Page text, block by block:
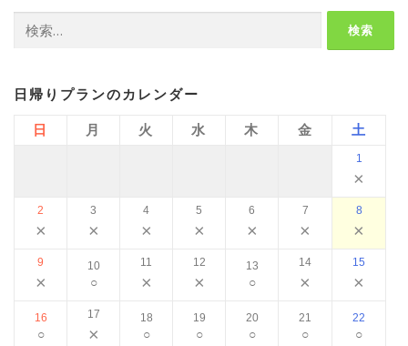
索:
日帰りプランのカレンダー
日 月 火 水 木 金 土
1
×
2
×
3
×
4
×
5
×
6
×
7
×
8
×
9
×
10
○
11
×
12
×
13
○
14
×
15
×
16
○
17
×
18
○
19
○
20
○
21
○
22
○